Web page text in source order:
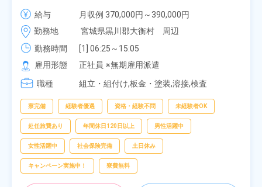
社負担★人気の土日休み！昇給＆業績賞与あり！
車・バイク通勤可！無料駐車場あり！カップルでの
応募OK★《宮城県大衡村》
給与
月収例 370,000円～390,000円
時給 1,700円～1,700円
勤務地
宮城県黒川郡大衡村　周辺
勤務時間
[1] 06:25～15:05
[2] 16:00～00:40
[3] 16:30～01:10
[4] 08:00～16:40
雇用形態
正社員 ※無期雇用派遣
職種
組立・組付け,板金・塗装,溶接,検査
寮完備 経験者優遇 資格・経験不問 未経験者OK
赴任旅費あり 年間休日120日以上 男性活躍中
女性活躍中 社会保険完備 土日休み
キャンペーン実施中！ 寮費無料